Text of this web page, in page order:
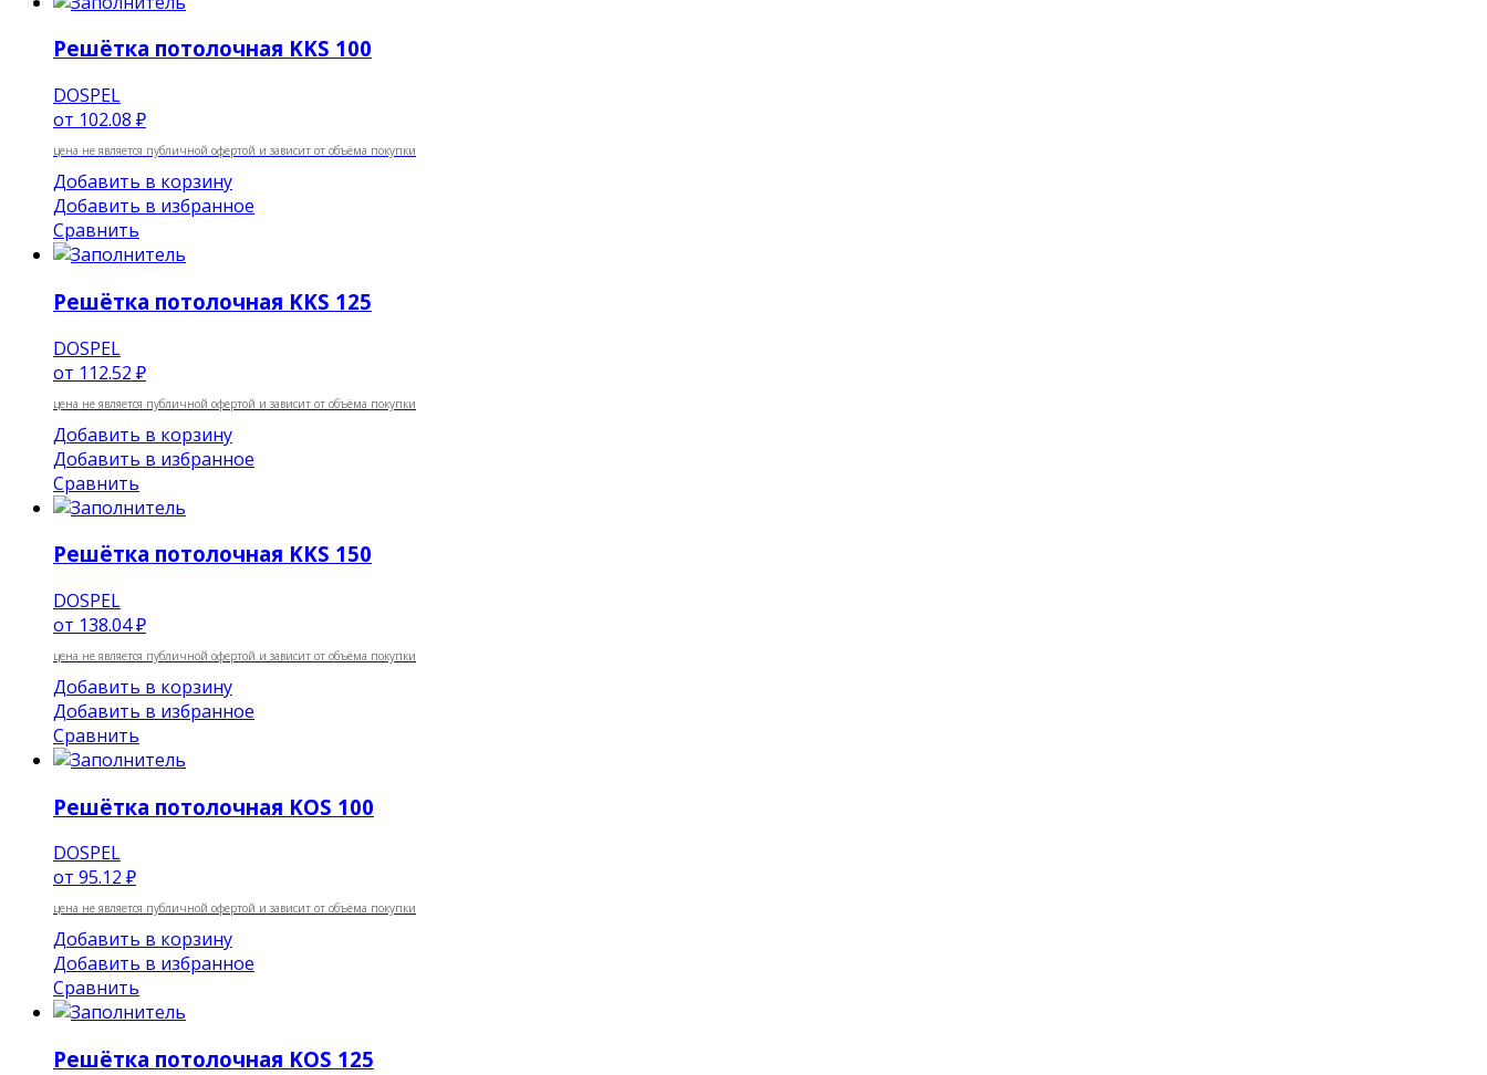
Решётка потолочная KKS 100
DOSPEL
от 102.08 ₽
цена не является публичной офертой и зависит от объёма покупки
Добавить в корзину
Добавить в избранное
Сравнить
Решётка потолочная KKS 125
DOSPEL
от 112.52 ₽
цена не является публичной офертой и зависит от объёма покупки
Добавить в корзину
Добавить в избранное
Сравнить
Решётка потолочная KKS 150
DOSPEL
от 138.04 ₽
цена не является публичной офертой и зависит от объёма покупки
Добавить в корзину
Добавить в избранное
Сравнить
Решётка потолочная KOS 100
DOSPEL
от 95.12 ₽
цена не является публичной офертой и зависит от объёма покупки
Добавить в корзину
Добавить в избранное
Сравнить
Решётка потолочная KOS 125